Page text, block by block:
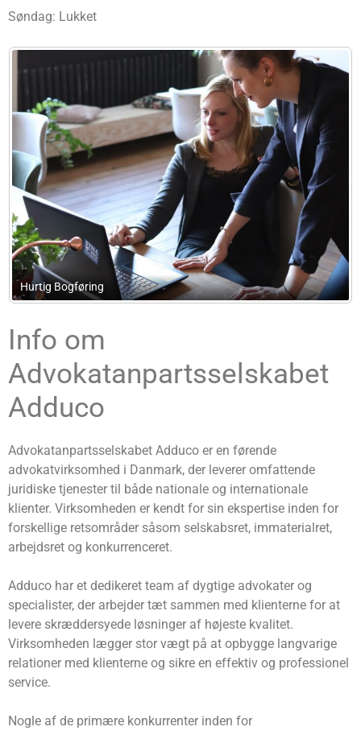
Søndag: Lukket
Ila Regnskabsservice
Info om
Advokatanpartsselskabet
Adduco
Advokatanpartsselskabet Adduco er en førende
advokatvirksomhed i Danmark, der leverer omfattende
juridiske tjenester til både nationale og internationale
klienter. Virksomheden er kendt for sin ekspertise inden for
forskellige retsområder såsom selskabsret, immaterialret,
arbejdsret og konkurrenceret.
Adduco har et dedikeret team af dygtige advokater og
specialister, der arbejder tæt sammen med klienterne for at
levere skræddersyede løsninger af højeste kvalitet.
Virksomheden lægger stor vægt på at opbygge langvarige
relationer med klienterne og sikre en effektiv og professionel
service.
Nogle af de primære konkurrenter inden for